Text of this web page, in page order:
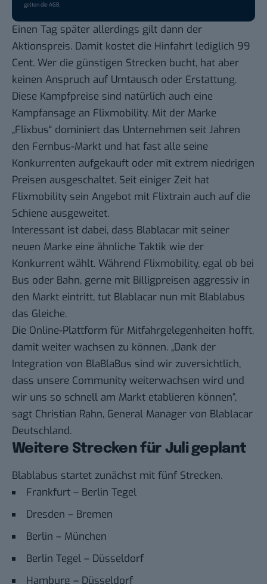
gelten dieAGB.
Einen Tag später allerdings gilt dann der
Aktionspreis. Damit kostet die Hinfahrt lediglich 99
Cent. Wer die günstigen Strecken bucht, hat aber
keinen Anspruch auf Umtausch oder Erstattung.
Diese Kampfpreise sind natürlich auch eine
Kampfansage an Flixmobility. Mit der Marke
„Flixbus“ dominiert das Unternehmen seit Jahren
den Fernbus-Markt und hat fast alle seine
Konkurrenten aufgekauft oder mit extrem niedrigen
Preisen ausgeschaltet. Seit einiger Zeit hat
Flixmobility sein Angebot mit Flixtrain auch auf die
Schiene ausgeweitet.
Interessant ist dabei, dass Blablacar mit seiner
neuen Marke eine ähnliche Taktik wie der
Konkurrent wählt. Während Flixmobility, egal ob bei
Bus oder Bahn, gerne mit Billigpreisen aggressiv in
den Markt eintritt, tut Blablacar nun mit Blablabus
das Gleiche.
Die Online-Plattform für Mitfahrgelegenheiten hofft,
damit weiter wachsen zu können. „Dank der
Integration von BlaBlaBus sind wir zuversichtlich,
dass unsere Community weiterwachsen wird und
wir uns so schnell am Markt etablieren können”,
sagt Christian Rahn, General Manager von Blablacar
Deutschland.
Weitere Strecken für Juli geplant
Blablabus startet zunächst mit fünf Strecken.
Frankfurt – Berlin Tegel
Dresden – Bremen
Berlin – München
Berlin Tegel – Düsseldorf
Hamburg – Düsseldorf